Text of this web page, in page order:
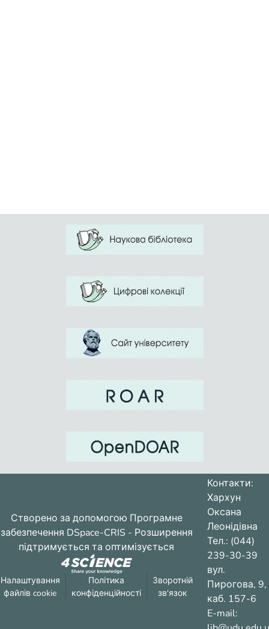
Створено за допомогою Програмне
забезпечення DSpace-CRIS - Розширення
підтримується та оптимізується
Налаштування
файлів cookie
Політика
конфіденційності
Зворотній
зв'язок
Контакти:
Хархун
Оксана
Леонідівна
Тел.: (044)
239-30-39
вул.
Пирогова, 9,
каб. 157-6
E-mail: